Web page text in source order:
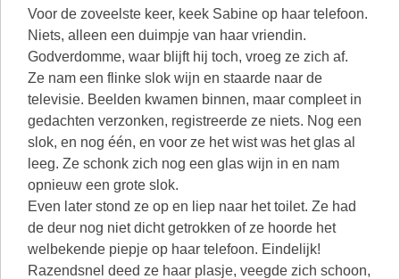
Voor de zoveelste keer, keek Sabine op haar telefoon.
Niets, alleen een duimpje van haar vriendin.
Godverdomme, waar blijft hij toch, vroeg ze zich af.
Ze nam een flinke slok wijn en staarde naar de
televisie. Beelden kwamen binnen, maar compleet in
gedachten verzonken, registreerde ze niets. Nog een
slok, en nog één, en voor ze het wist was het glas al
leeg. Ze schonk zich nog een glas wijn in en nam
opnieuw een grote slok.
Even later stond ze op en liep naar het toilet. Ze had
de deur nog niet dicht getrokken of ze hoorde het
welbekende piepje op haar telefoon. Eindelijk!
Razendsnel deed ze haar plasje, veegde zich schoon,